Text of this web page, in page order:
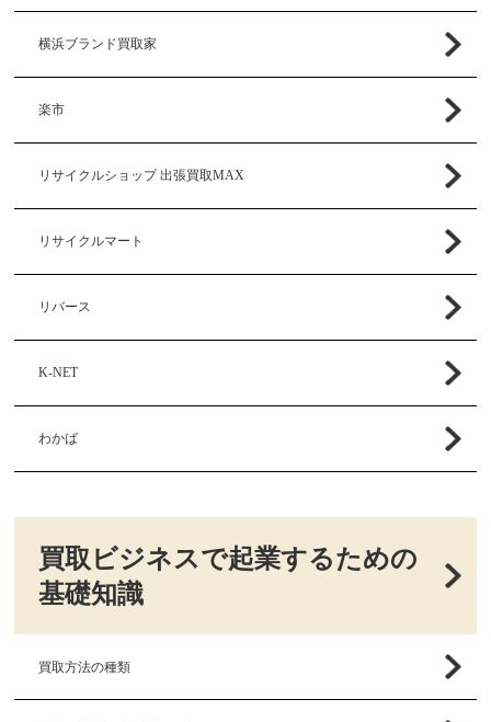
横浜ブランド買取家
楽市
リサイクルショップ 出張買取MAX
リサイクルマート
リバース
K-NET
わかば
買取ビジネスで起業するための
基礎知識
買取方法の種類